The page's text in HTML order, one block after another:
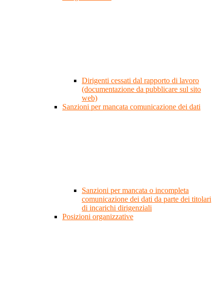
Dirigenti cessati dal rapporto di lavoro
(documentazione da pubblicare sul sito
web)
Sanzioni per mancata comunicazione dei dati
Sanzioni per mancata o incompleta
comunicazione dei dati da parte dei titolari
di incarichi dirigenziali
Posizioni organizzative